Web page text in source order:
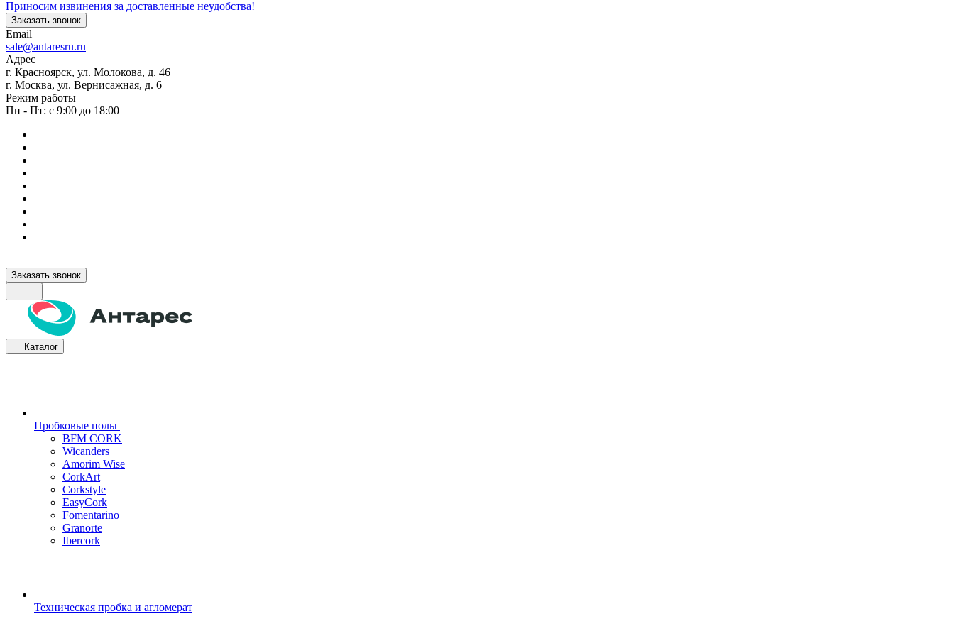
Приносим извинения за доставленные неудобства!
Заказать звонок
Email
sale@antaresru.ru
Адрес
г. Красноярск, ул. Молокова, д. 46
г. Москва, ул. Вернисажная, д. 6
Режим работы
Пн - Пт: с 9:00 до 18:00
Заказать звонок
Каталог
Пробковые полы
BFM CORK
Wicanders
Amorim Wise
CorkArt
Corkstyle
EasyCork
Fomentarino
Granorte
Ibercork
Техническая пробка и агломерат